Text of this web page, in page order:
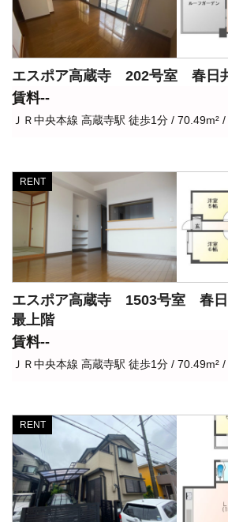
エスポア高蔵寺 202号室 春日
賃料--
ＪＲ中央本線 高蔵寺駅 徒歩1分 / 70.49m²
RENT
エスポア高蔵寺 1503号室 春
最上階
賃料--
ＪＲ中央本線 高蔵寺駅 徒歩1分 / 70.49m²
RENT